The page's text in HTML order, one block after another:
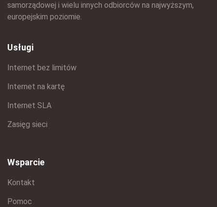
samorządowej i wielu innych odbiorców na najwyższym,
europejskim poziomie.
Usługi
Internet bez limitów
Internet na kartę
Internet SLA
Zasięg sieci
Wsparcie
Kontakt
Pomoc